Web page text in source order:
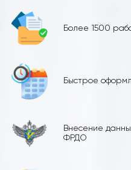
Более 1500
Быстрое
Внесение
ФРДО